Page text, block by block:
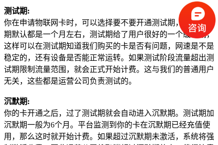
测试期:
你在申请物联网卡时，可以选择要不要开通测试期，一般测试
期默认都是一个月左右，测试期给了用户很好的一个缓冲期，
这样可以在测试期知道我们购买的卡是否有问题，网速是不是
稳定的，还有设备是否能正常运转。如果测试阶段流量超出测
试期限制流量范围，就会正式开始计费。这与我们的普通用户
无关，这些都是运营公司负责测试的。
沉默期:
你的卡开通之后，过了测试期就会自动进入沉默期。测试期加
沉默期一般为6个月。平台监测到你的卡在沉默期已经充值使
用，那么这时就开始计费。如果超过沉默期未激活，系统将强